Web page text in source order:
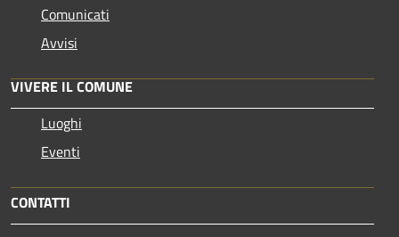
Comunicati
Avvisi
VIVERE IL COMUNE
Luoghi
Eventi
CONTATTI